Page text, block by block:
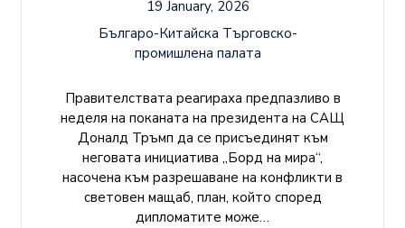
19 January, 2026
Българо-Китайска Търговско-
промишлена палaта
Правителствата реагираха предпазливо в
неделя на поканата на президента на САЩ
Доналд Тръмп да се присъединят към
неговата инициатива „Борд на мира“,
насочена към разрешаване на конфликти в
световен мащаб, план, който според
дипломатите може…